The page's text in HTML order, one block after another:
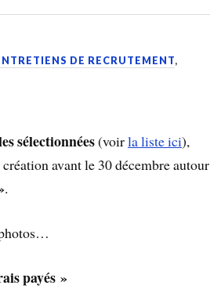
DE RECRUTEMENT,
sélectionnées(voirla liste ici),
avant le 30 décembre autour
.
payés »